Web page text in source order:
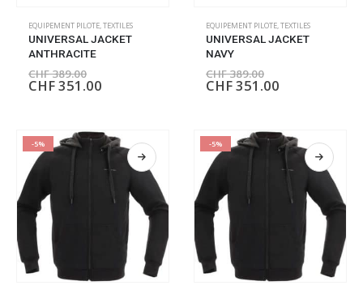
EQUIPEMENT PILOTE,TEXTILES
UNIVERSAL JACKET
ANTHRACITE
CHF389.00
CHF351.00
EQUIPEMENT PILOTE,TEXTILES
UNIVERSAL JACKET
NAVY
CHF389.00
CHF351.00
-5% -5%